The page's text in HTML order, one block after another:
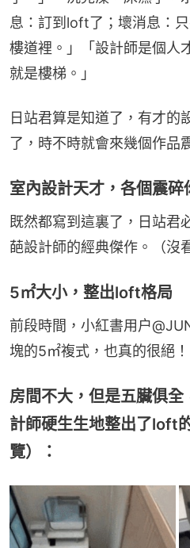
息：訂到loft了；壞消息：
樓道裡。」「設計師是個人
就是樓梯。」
日站君算是知道了，有才的
了，時不時就會來幾個作品
室內設計天才，各個震碎
既然都寫到這裏了，日站君
葩設計師的經典傑作。（沒
5㎡大小，整出loft格局
前段時間，小紅書用户
塊的5㎡複式，也真的很絕！
房間不大，但是五臟俱
計師硬生生地整出了loft
覽）：